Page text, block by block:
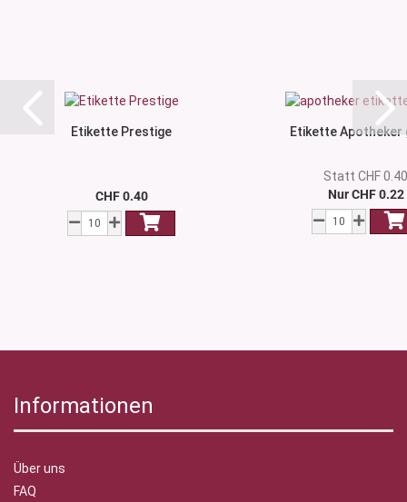
Etikette Prestige
CHF 0.40
Etikette Apotheker
Statt CHF
Nur CHF 0.22
Informationen
Über uns
FAQ